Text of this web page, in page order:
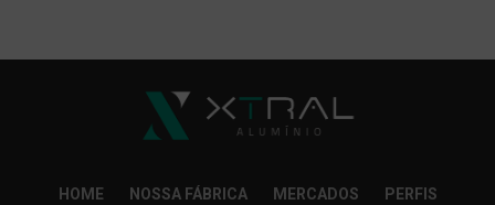
HOME NOSSA FÁBRICA MERCADOS PERFIS